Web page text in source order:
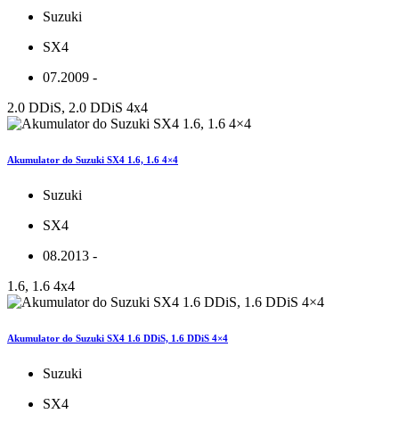
Suzuki
SX4
07.2009 -
2.0 DDiS, 2.0 DDiS 4x4
Akumulator do Suzuki SX4 1.6, 1.6 4×4
Suzuki
SX4
08.2013 -
1.6, 1.6 4x4
Akumulator do Suzuki SX4 1.6 DDiS, 1.6 DDiS 4×4
Suzuki
SX4